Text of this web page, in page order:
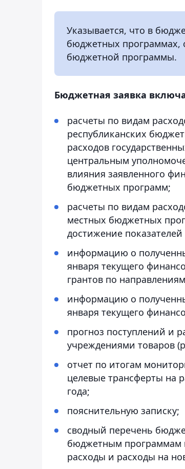
Указывается, что в
бюджетных программах,
бюджетной программы.
Бюджетная заявка
расчеты по видам
республиканских
расходов
центральным
влияния заявленного
бюджетных программ;
расчеты по видам
местных бюджетных
достижение
информацию о
января текущего
грантов по
информацию о
января текущего
прогноз поступлений и
учреждениями товаров
отчет по итогам
целевые трансферты на
года;
пояснительную записку;
сводный перечень
бюджетным программам
расходы и расходы на